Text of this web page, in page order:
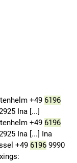
+49 6196
Ina [...]
+49 6196
Ina [...] Ina
+49 6196 9990